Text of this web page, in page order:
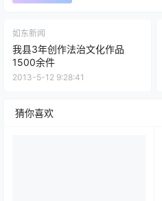
如东新闻
我县3年创作法治文化作品
1500余件
2013-5-12 9:28:41
猜你喜欢